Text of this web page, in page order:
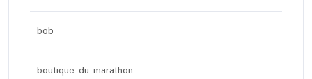
bob
boutique du marathon